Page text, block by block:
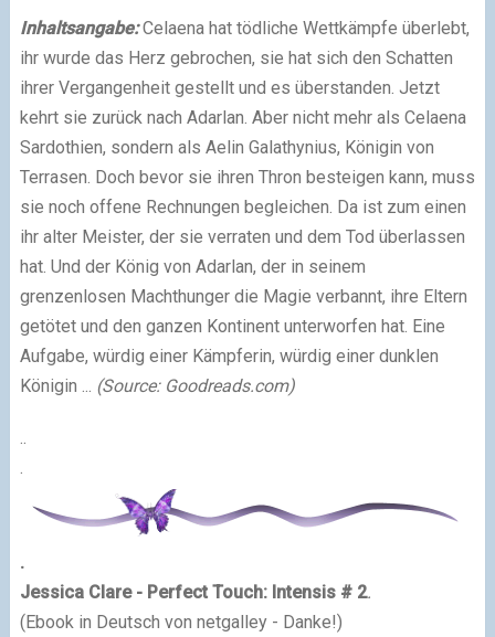
Inhaltsangabe: Celaena hat tödliche Wettkämpfe überlebt,
ihr wurde das Herz gebrochen, sie hat sich den Schatten
ihrer Vergangenheit gestellt und es überstanden. Jetzt
kehrt sie zurück nach Adarlan. Aber nicht mehr als Celaena
Sardothien, sondern als Aelin Galathynius, Königin von
Terrasen. Doch bevor sie ihren Thron besteigen kann, muss
sie noch offene Rechnungen begleichen. Da ist zum einen
ihr alter Meister, der sie verraten und dem Tod überlassen
hat. Und der König von Adarlan, der in seinem
grenzenlosen Machthunger die Magie verbannt, ihre Eltern
getötet und den ganzen Kontinent unterworfen hat. Eine
Aufgabe, würdig einer Kämpferin, würdig einer dunklen
Königin ... (Source: Goodreads.com)
..
.
.
Jessica Clare - Perfect Touch: Intensis # 2.
(Ebook in Deutsch von netgalley - Danke!)